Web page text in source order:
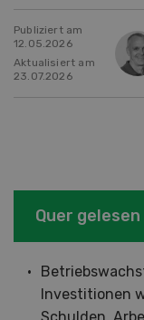
Publiziert am
12.05.2026
Aktualisiert am
23.07.2026
Quer gelesen
Investitionen